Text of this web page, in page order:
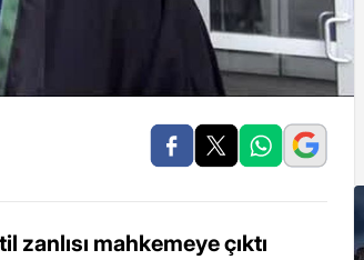
zanlısı mahkemeye çıktı